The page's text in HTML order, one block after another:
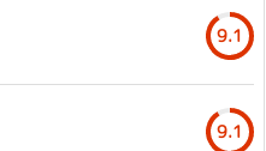
9.1
9.1